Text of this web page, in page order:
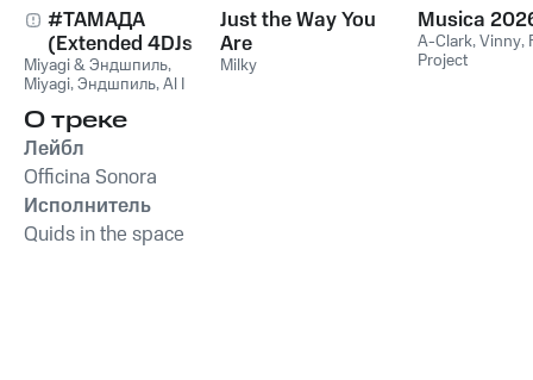
#ТАМАДА
(Extended 4DJs
Pack)
Miyagi & Эндшпиль,
Miyagi,Эндшпиль,Al I
Just the Way You
Are
Milky
Musica
A-Clark,Vinny,
Project
О треке
Лейбл
Officina Sonora
Исполнитель
Quids in the space